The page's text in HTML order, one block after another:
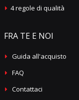
4 regole di qualità
FRA TE E NOI
Guida all'acquisto
FAQ
Contattaci